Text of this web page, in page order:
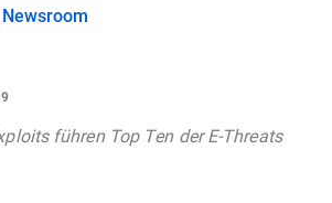
führen Top Ten der E-Threats